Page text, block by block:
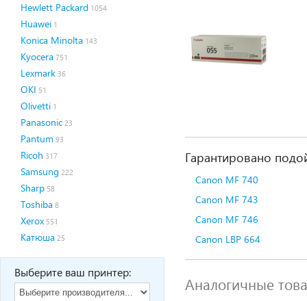
Hewlett Packard 1054
Huawei 1
Konica Minolta 143
Kyocera 751
Lexmark 36
OKI 51
Olivetti 1
Panasonic 23
Pantum 93
Ricoh 317
Samsung 222
Sharp 58
Toshiba 8
Xerox 551
Катюша 25
Выберите ваш принтер:
Гарантировано
Canon MF 740
Canon MF 743
Canon MF 746
Canon LBP 664
Аналогичные